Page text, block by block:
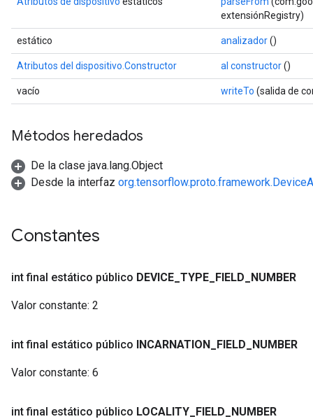
extensiónRegistry)
estático analizador()
Atributos del dispositivo.Constructor al constructor()
vacío writeTo (salida de
Métodos heredados
De la clase java.lang.Object
Desde la interfaz
Constantes
int final estático público DEVICE TYPE FIELD NUMBER
Valor constante: 2
int final estático público INCARNATION FIELD NUMBER
Valor constante: 6
int final estático público LOCALITY FIELD NUMBER